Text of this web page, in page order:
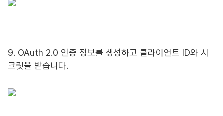
9. OAuth 2.0 인증 정보를 생성하고 클라이언트 ID와 시
크릿을 받습니다.